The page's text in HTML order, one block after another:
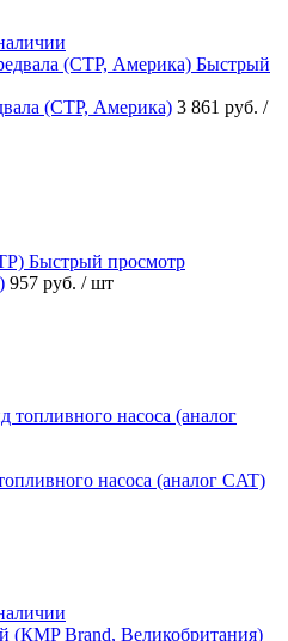
Быстрый
(CTP, Америка) 3 861 руб. /
Быстрый просмотр
957 руб. / шт
насоса (аналог CAT)